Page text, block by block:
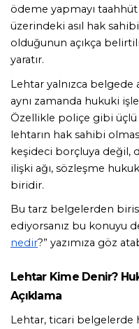
ödeme yapmayı
üzerindeki asıl hak
olduğunun açıkça
yaratır.
Lehtar yalnızca belgede
aynı zamanda hukuki
Özellikle poliçe gibi üçlü
lehtarın hak sahibi
keşideci borçluya değil,
ilişki ağı, sözleşme
biridir.
Bu tarz belgelerden
ediyorsanız bu konuyu
nedir?” yazımıza göz
Lehtar Kime Denir?
Açıklama
Lehtar, ticari belgelerde